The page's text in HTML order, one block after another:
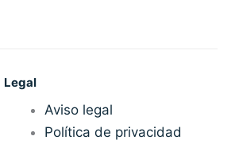
Legal
Aviso legal
Política de privacidad